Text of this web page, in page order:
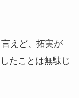
えど、拓実が
たことは無駄じ